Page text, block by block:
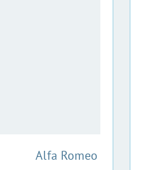
:Alfa Romeo